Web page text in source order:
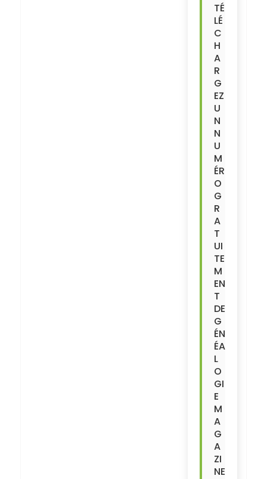
TÉ
LÉ
C
H
A
R
G
EZ
U
N
N
U
M
ÉR
O
G
R
A
T
UI
TE
M
EN
T
DE
G
ÉN
ÉA
L
O
GI
E
M
A
G
A
ZI
NE